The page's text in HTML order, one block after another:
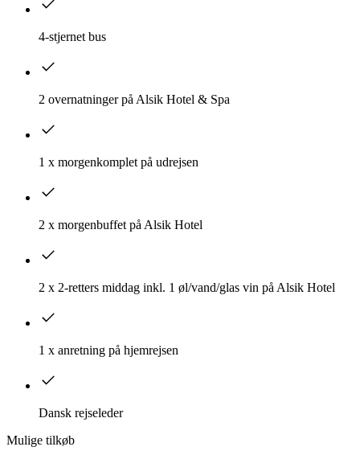
4-stjernet bus
2 overnatninger på Alsik Hotel & Spa
1 x morgenkomplet på udrejsen
2 x morgenbuffet på Alsik Hotel
2 x 2-retters middag inkl. 1 øl/vand/glas vin på Alsik Hotel
1 x anretning på hjemrejsen
Dansk rejseleder
Mulige tilkøb